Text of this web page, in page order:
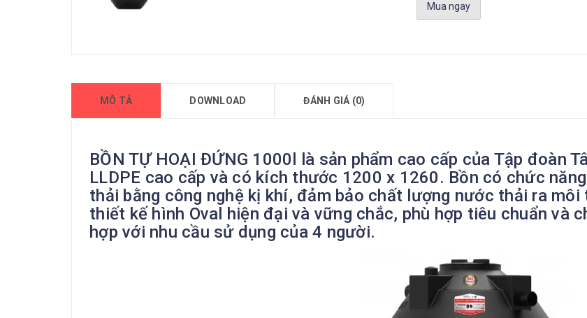
Mua ngay
MÔ TẢ DOWNLOAD ĐÁNH GIÁ (0)
BỒN TỰ HOẠI ĐỨNG 1000l là sản phẩm cao cấp của Tập đoàn
LLDPE cao cấp và có kích thước 1200 x 1260. Bồn có chức
thải bằng công nghệ kị khí, đảm bảo chất lượng nước thải ra
thiết kế hình Oval hiện đại và vững chắc, phù hợp tiêu chuẩn và
hợp với nhu cầu sử dụng của 4 người.